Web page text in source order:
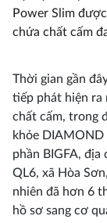
Power Slim
chứa chất cấm
Thời gian gần
tiếp phát hiện ra
chất cấm, trong
khỏe
phần BIGFA,
QL6, xã Hòa
nhiên đã hơn 6
hồ sơ sang cơ